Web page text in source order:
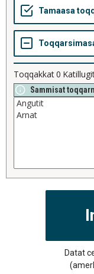
Toqqakkat0
Sammisat
Datat